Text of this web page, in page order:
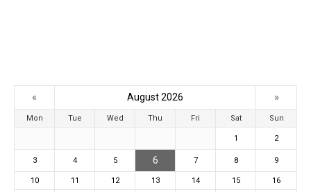
« August 2026 »
Mon Tue Wed Thu Fri Sat Sun
1 2
3 4 5 6 7 8 9
10 11 12 13 14 15
16